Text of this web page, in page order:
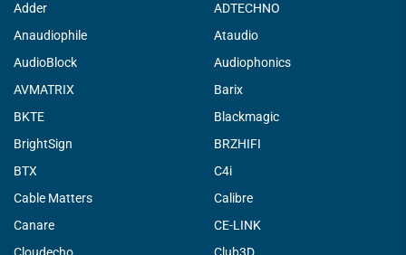
Adder
ADTECHNO
Anaudiophile
Ataudio
AudioBlock
Audiophonics
AVMATRIX
Barix
BKTE
Blackmagic
BrightSign
BRZHIFI
BTX
C4i
Cable Matters
Calibre
Canare
CE-LINK